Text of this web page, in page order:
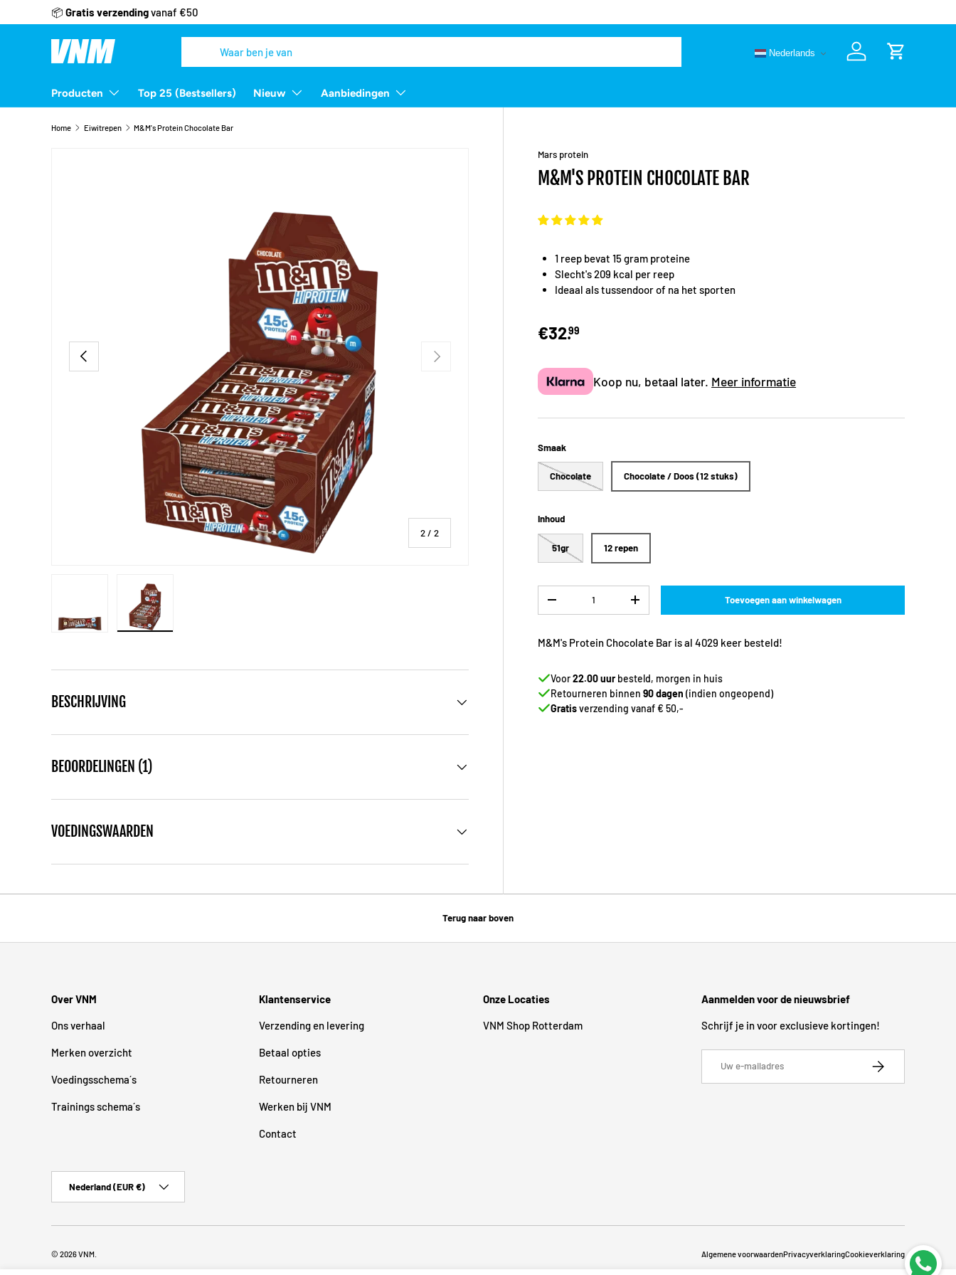
Ga naar inhoud
📦 Gratis verzendingvanaf €50
Zoeken
Inloggen
Nederlands
Producten Top 25 (Bestsellers) Nieuw Aanbiedingen
Home Eiwitrepen M&M's Protein Chocolate Bar
Vorige
2/ van
2
Volgende
Mars protein
M&M'S PROTEIN CHOCOLATE BAR
1 reep bevat 15 gram proteine
Slecht's 209 kcal per reep
Ideaal als tussendoor of na het sporten
€32.99
Koop nu, betaal later. Meer informatie
Smaak
Chocolate Chocolate / Doos (12 stuks)
Inhoud
51gr 12 repen
-
+ Toevoegen aan winkelwagen
M&M's Protein Chocolate Bar is al 4029 keer besteld!
Voor22.00 uurbesteld, morgen in huis
Retourneren binnen 90 dagen (indien ongeopend)
Gratisverzending vanaf € 50,-
BESCHRIJVING
BEOORDELINGEN (1)
VOEDINGSWAARDEN
Terug naar boven
Over VNM
Ons verhaal
Merken overzicht
Voedingsschema´s
Trainings schema´s
Klantenservice
Verzending en levering
Betaal opties
Retourneren
Werken bij VNM
Contact
Onze Locaties
VNM Shop Rotterdam
Aanmelden voor de nieuwsbrief
Schrijf je in voor exclusieve kortingen!
Abonneer
Nederland (EUR €)
© 2026VNM Algemene voorwaardenPrivacyverklaringCookieverklaring